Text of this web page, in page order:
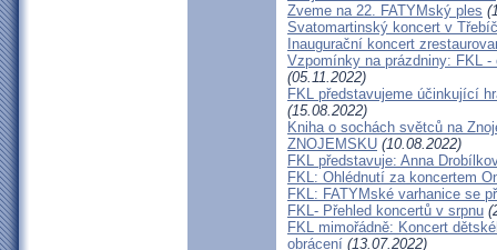
Zveme na 22. FATYMský ples
Svatomartinský koncert v
Inaugurační koncert
Vzpomínky na prázdniny: FKL
(05.11.2022)
FKL představujeme účinkující
(15.08.2022)
Kniha o sochách světců na
ZNOJEMSKU (10.08.2022)
FKL představuje: Anna
FKL: Ohlédnutí za koncertem
FKL: FATYMské varhanice se
FKL- Přehled koncertů v srpnu
FKL mimořádně: Koncert
obrácení (13.07.2022)